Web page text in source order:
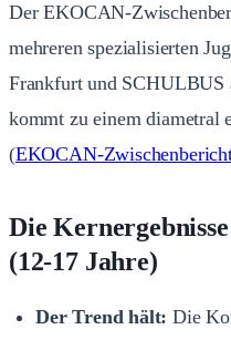
Der EKOCAN-
mehreren spezialisierten
Frankfurt und SCHULBUS
kommt zu einem diametral
(EKOCAN-
Die
(12-17 Jahre)
Der Trend hält: Die